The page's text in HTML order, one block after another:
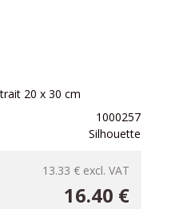
20 x 30 cm
1000257
Silhouette
13.33 € excl. VAT
16.40 €